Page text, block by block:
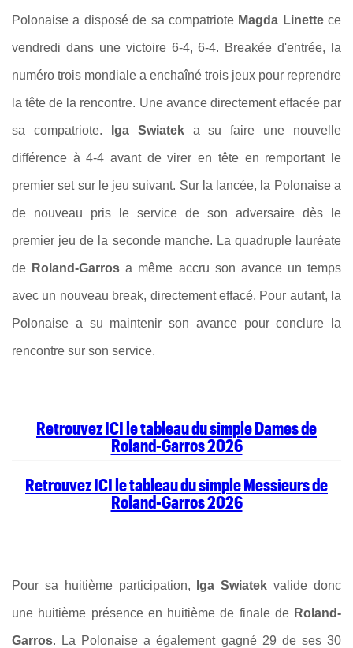
Polonaise a disposé de sa compatriote Magda Linettece
vendredi dans une victoire 6-4, 6-4. Breakée d'entrée, la
numéro trois mondiale a enchaîné trois jeux pour reprendre
la tête de la rencontre. Une avance directement effacée par
sa compatriote. Iga Swiateka su faire une nouvelle
différence à 4-4 avant de virer en tête en remportant le
premier set sur le jeu suivant. Sur la lancée, la Polonaise a
de nouveau pris le service de son adversaire dès le
premier jeu de la seconde manche. La quadruple lauréate
de Roland-Garros a même accru son avance un temps
avec un nouveau break, directement effacé. Pour autant, la
Polonaise a su maintenir son avance pour conclure la
rencontre sur son service.
Retrouvez ICI le tableau du simple Dames de
Roland-Garros 2026
Retrouvez ICI le tableau du simple Messieurs de
Roland-Garros 2026
Pour sa huitième participation, Iga Swiatek valide donc
une huitième présence en huitième de finale de Roland-
Garros. La Polonaise a également gagné 29 de ses 30